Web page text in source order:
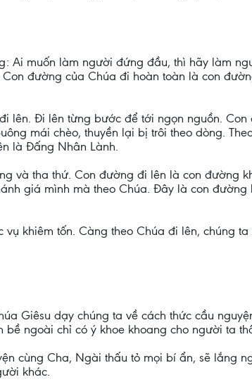
Ai muốn làm người đứng đầu, thì hãy làm
đường của Chúa đi hoàn toàn là con
lên. Đi lên từng bước để tới ngọn nguồn.
mái chèo, thuyền lại bị trôi theo dòng.
là Đấng Nhân Lành.
và tha thứ. Con đường đi lên là con đường
giá mình mà theo Chúa. Đây là con
khiêm tốn. Càng theo Chúa đi lên, chúng
Giêsu dạy chúng ta về cách thức cầu
ngoài chỉ có ý khoe khoang cho người ta
cùng Cha, Ngài thấu tỏ mọi bí ẩn, sẽ lắng
khác.